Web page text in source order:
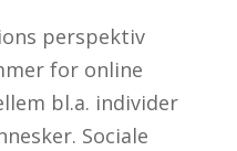
perspektiv
for online
bl.a. individer
Sociale